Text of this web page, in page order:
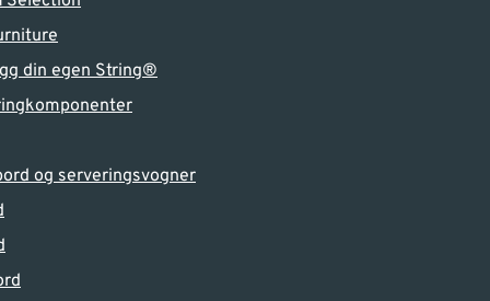
din egen String®
og serveringsvogner